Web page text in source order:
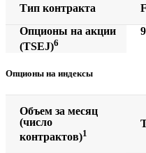
Тип контракта
Опционы на акции
(TSEJ)6
Опционы на индексы
Объем за месяц
(число
контрактов)1